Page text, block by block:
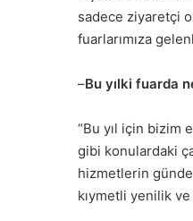
sadece ziyaretçi
fuarlarımıza
–Bu yılki fuarda
“Bu yıl için bizim
gibi konulardaki
hizmetlerin
kıymetli yenilik